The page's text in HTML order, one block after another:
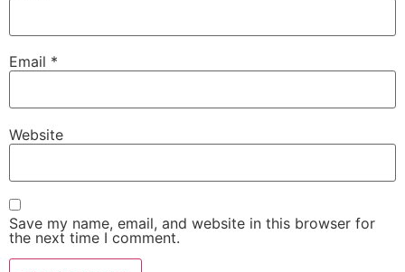
Email *
Website
Save my name, email, and website in this browser for
the next time I comment.